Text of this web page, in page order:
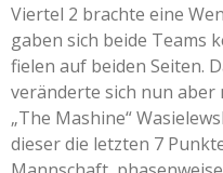
Viertel 2 brachte eine
gaben sich beide Teams
fielen auf beiden Seiten.
veränderte sich nun aber
„The Mashine“
dieser die letzten 7